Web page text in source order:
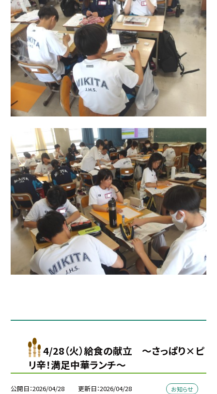
4/28（火）給食の献立 ～さっぱり×ピ
リ辛！満足中華ランチ～
公開日 2026/04/28 更新日 2026/04/28 お知らせ